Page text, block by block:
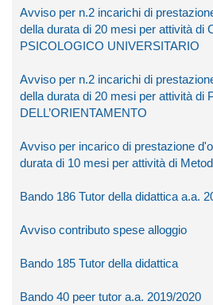
Avviso per n.2 incarichi di
della durata di 20 mesi per attività di
PSICOLOGICO UNIVERSITARIO
Avviso per n.2 incarichi di
della durata di 20 mesi per attività di
DELL’ORIENTAMENTO
Avviso per incarico di prestazione
durata di 10 mesi per attività di
Bando 186 Tutor della didattica a.a.
Avviso contributo spese alloggio
Bando 185 Tutor della didattica
Bando 40 peer tutor a.a. 2019/2020